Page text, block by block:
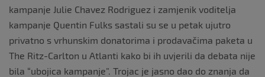
kampanje Julie Chavez Rodriguez i zamjenik voditelja
kampanje Quentin Fulks sastali su se u petak ujutro
privatno s vrhunskim donatorima i prodavačima paketa u
The Ritz-Carlton u Atlanti kako bi ih uvjerili da debata nije
bila “ubojica kampanje”. Trojac je jasno dao do znanja da